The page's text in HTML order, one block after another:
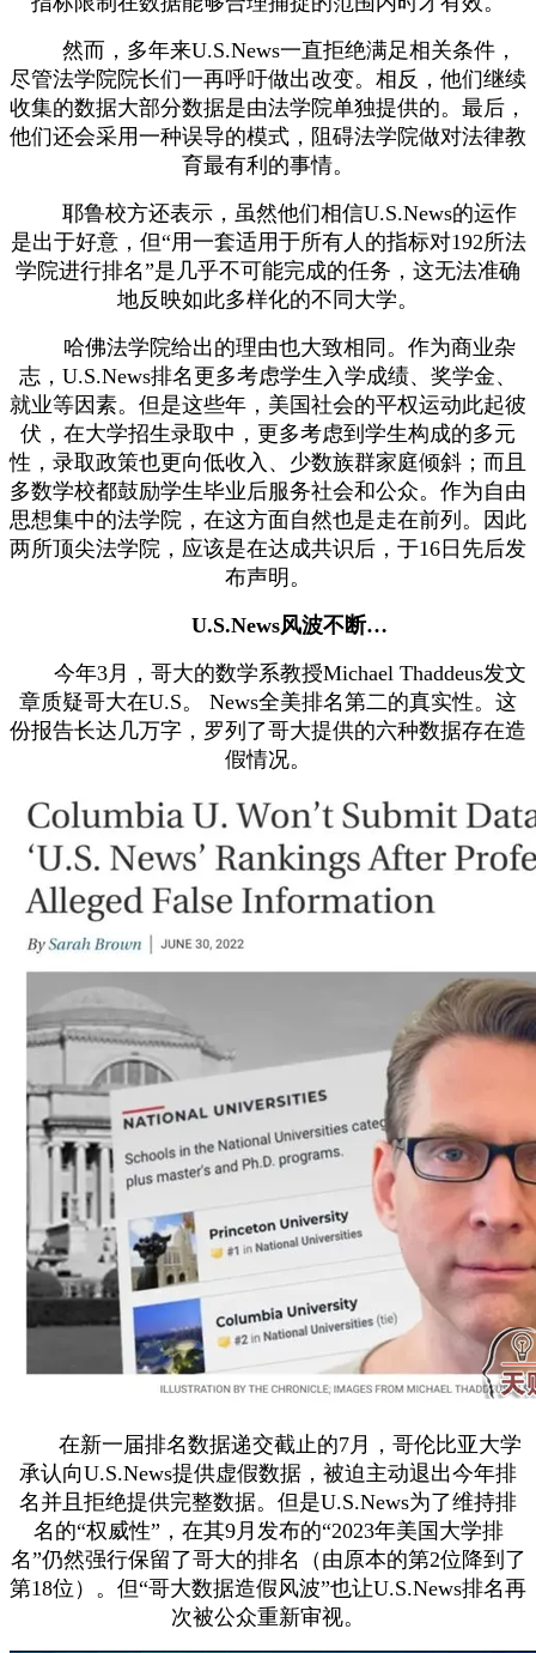
然而，多年来U.S.News一直拒绝满足相关条件，
尽管法学院院长们一再呼吁做出改变。相反，他们继续
收集的数据大部分数据是由法学院单独提供的。最后，
他们还会采用一种误导的模式，阻碍法学院做对法律教
育最有利的事情。
耶鲁校方还表示，虽然他们相信U.S.News的运作
是出于好意，但“用一套适用于所有人的指标对192所法
学院进行排名”是几乎不可能完成的任务，这无法准确
地反映如此多样化的不同大学。
哈佛法学院给出的理由也大致相同。作为商业杂
志，U.S.News排名更多考虑学生入学成绩、奖学金、
就业等因素。但是这些年，美国社会的平权运动此起彼
伏，在大学招生录取中，更多考虑到学生构成的多元
性，录取政策也更向低收入、少数族群家庭倾斜；而且
多数学校都鼓励学生毕业后服务社会和公众。作为自由
思想集中的法学院，在这方面自然也是走在前列。因此
两所顶尖法学院，应该是在达成共识后，于16日先后发
布声明。
U.S.News风波不断…
今年3月，哥大的数学系教授Michael Thaddeus发文
章质疑哥大在U.S。 News全美排名第二的真实性。这
份报告长达几万字，罗列了哥大提供的六种数据存在造
假情况。
在新一届排名数据递交截止的7月，哥伦比亚大学
承认向U.S.News提供虚假数据，被迫主动退出今年排
名并且拒绝提供完整数据。但是U.S.News为了维持排
名的“权威性”，在其9月发布的“2023年美国大学排
名”仍然强行保留了哥大的排名（由原本的第2位降到了
第18位）。但“哥大数据造假风波”也让U.S.News排名再
次被公众重新审视。